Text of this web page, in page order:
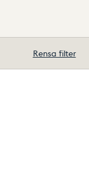
Rensa filter